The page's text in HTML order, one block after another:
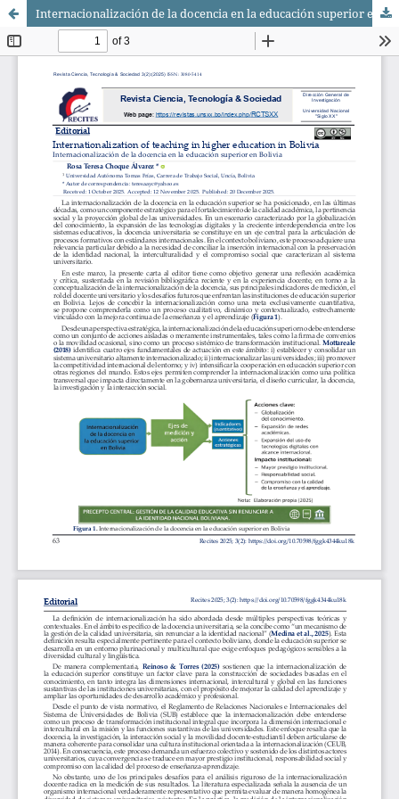
Internacionalización de la docencia en la educación superior en Bolivia